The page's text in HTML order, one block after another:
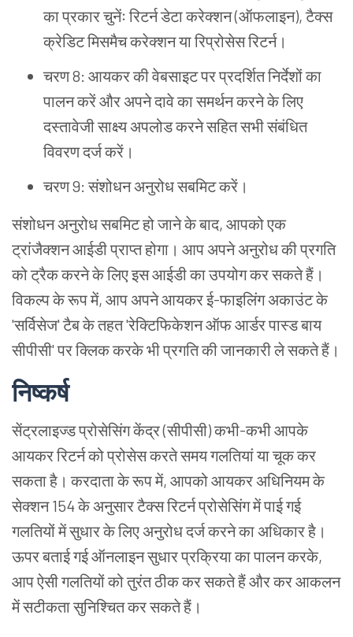
काप्रकारचुनेंः रिटर्नडेटाकरेक्शन (ऑफलाइन), टैक्स
क्रेडिटमिसमैचकरेक्शनयारिप्रोसेसरिटर्न।
चरण 8: आयकरकीवेबसाइटपरप्रदर्शितनिर्देशोंका
पालनकरेंऔरअपनेदावेकासमर्थनकरनेकेलिए
दस्तावेजीसाक्ष्यअपलोडकरनेसहितसभीसंबंधित
विवरणदर्जकरें।
चरण 9: संशोधनअनुरोधसबमिटकरें।
संशोधनअनुरोधसबमिटहोजानेकेबाद, आपकोएक
ट्रांजैक्शनआईडीप्राप्तहोगा। आपअपनेअनुरोधकीप्रगति
कोट्रैककरनेकेलिएइसआईडीकाउपयोगकरसकतेहैं।
विकल्पकेरूपमें, आपअपनेआयकरई-फाइलिंगअकाउंटके
'सर्विसेज' टैबकेतहत 'रेक्टिफिकेशनऑफआर्डरपास्डबाय
सीपीसी' परक्लिककरकेभीप्रगतिकीजानकारीलेसकतेहैं।
निष्कर्ष
सेंट्रलाइज्डप्रोसेसिंगकेंद्र (सीपीसी) कभी-कभीआपके
आयकररिटर्नकोप्रोसेसकरतेसमयगलतियांयाचूककर
सकताहै। करदाताकेरूपमें, आपकोआयकरअधिनियमके
सेक्शन 154 केअनुसारटैक्सरिटर्नप्रोसेसिंगमेंपाईगई
गलतियोंमेंसुधारकेलिएअनुरोधदर्जकरनेकाअधिकारहै।
ऊपरबताईगईऑनलाइनसुधारप्रक्रियाकापालनकरके,
आपऐसीगलतियोंकोतुरंतठीककरसकतेहैंऔरकरआकलन
मेंसटीकतासुनिश्चितकरसकतेहैं।